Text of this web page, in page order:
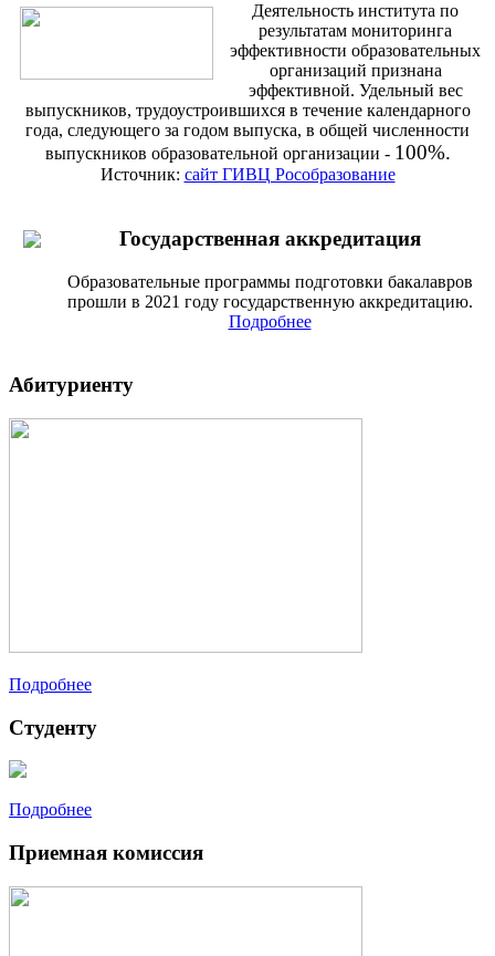
Деятельность института по
результатам мониторинга
эффективности образовательных
организаций признана
эффективной. Удельный вес
выпускников, трудоустроившихся в течение календарного
года, следующего за годом выпуска, в общей численности
выпускников образовательной организации - 100%.
Источник: сайт ГИВЦ Рособразование
Государственная аккредитация
Образовательные программы подготовки бакалавров
прошли в 2021 году государственную аккредитацию.
Подробнее
Абитуриенту
Подробнее
Студенту
Подробнее
Приемная комиссия